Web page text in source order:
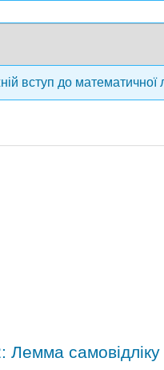
вступ до математичної
Лемма самовідліку